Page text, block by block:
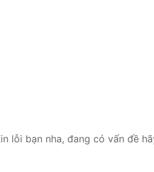
lỗi bạn nha, đang có vấn đề